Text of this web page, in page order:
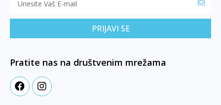
PRIJAVI SE
Pratite nas na društvenim mrežama